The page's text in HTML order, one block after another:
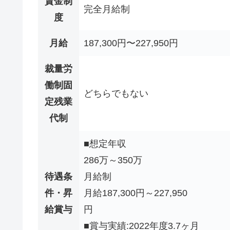
度
完全月給制
月給 187,300円〜227,950円
裁量労
働制固
定残業
代制
どちらでもない
待遇条
件・昇
給賞与
■想定年収
286万～350万
月給制
月給187,300円～227,950
■賞与実績:2022年度3.7ヶ月